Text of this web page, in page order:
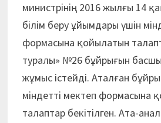
министрінің 2016 жылғы 14
білім беру ұйымдары үшін
формасына қойылатын
туралы» №26 бұйрығын
жұмыс істейді. Аталған
міндетті мектеп формасына
талаптар бекітілген. Ата-